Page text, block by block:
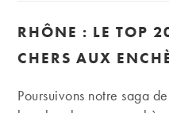
«
un
ténors
RHÔNE : LE TOP
CHERS AUX
Poursuivons notre saga